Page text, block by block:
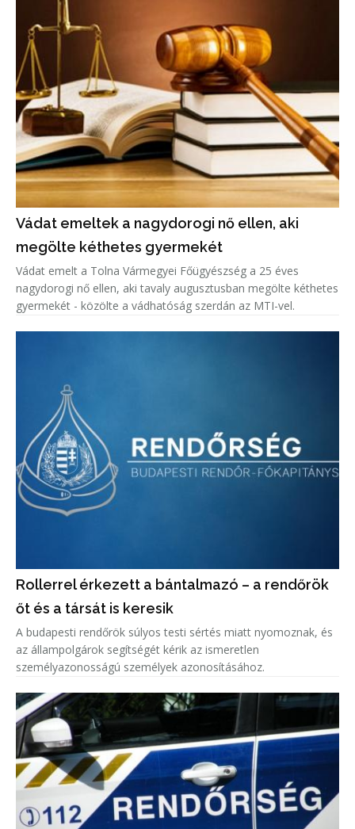
Vádat emeltek a nagydorogi nő ellen, aki
megölte kéthetes gyermekét
Vádat emelt a Tolna Vármegyei Főügyészség a 25 éves
nagydorogi nő ellen, aki tavaly augusztusban megölte kéthetes
gyermekét - közölte a vádhatóság szerdán az MTI-vel.
Rollerrel érkezett a bántalmazó – a rendőrök
őt és a társát is keresik
A budapesti rendőrök súlyos testi sértés miatt nyomoznak, és
az állampolgárok segítségét kérik az ismeretlen
személyazonosságú személyek azonosításához.